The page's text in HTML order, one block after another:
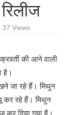
37 Views
की आने वाली
है।
जा रहे हैं। मिथुन
कर रहे हैं। मिथुन
कर दिया गया है।